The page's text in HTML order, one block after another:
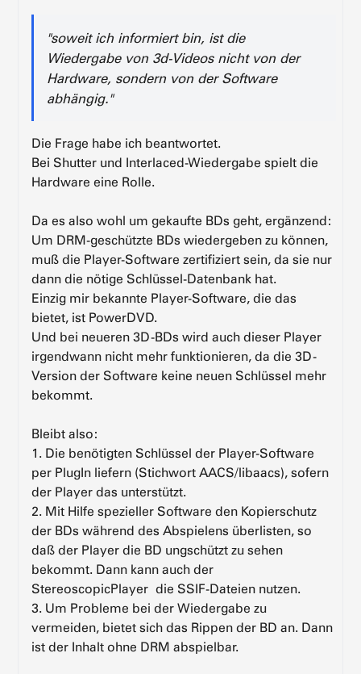
"soweit ich informiert bin, ist die
Wiedergabe von 3d-Videos nicht von der
Hardware, sondern von der Software
abhängig."
Die Frage habe ich beantwortet.
Bei Shutter und Interlaced-Wiedergabe spielt die
Hardware eine Rolle.
Da es also wohl um gekaufte BDs geht, ergänzend:
Um DRM-geschützte BDs wiedergeben zu können,
muß die Player-Software zertifiziert sein, da sie nur
dann die nötige Schlüssel-Datenbank hat.
Einzig mir bekannte Player-Software, die das
bietet, ist PowerDVD.
Und bei neueren 3D-BDs wird auch dieser Player
irgendwann nicht mehr funktionieren, da die 3D-
Version der Software keine neuen Schlüssel mehr
bekommt.
Bleibt also:
1. Die benötigten Schlüssel der Player-Software
per PlugIn liefern (Stichwort AACS/libaacs), sofern
der Player das unterstützt.
2. Mit Hilfe spezieller Software den Kopierschutz
der BDs während des Abspielens überlisten, so
daß der Player die BD ungschützt zu sehen
bekommt. Dann kann auch der
StereoscopicPlayer die SSIF-Dateien nutzen.
3. Um Probleme bei der Wiedergabe zu
vermeiden, bietet sich das Rippen der BD an. Dann
ist der Inhalt ohne DRM abspielbar.